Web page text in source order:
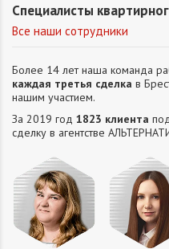
Специалисты
Все наши сотрудники
Более 14 лет наша команда
каждая третья сделка в
нашим участием.
За 2019 год 1823 клиента
сделку в агентстве